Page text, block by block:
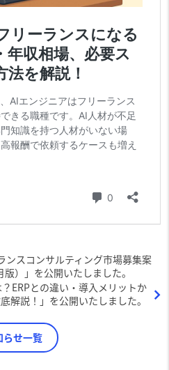
ンスコンサルティング市場募集案
）」を公開いたしました。
ERPとの違い・導入メリットか
解説！」を公開いたしました。
らせ一覧